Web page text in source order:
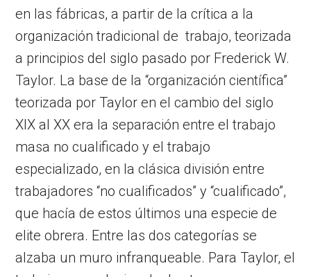
en las fábricas, a partir de la crítica a la
organización tradicional de trabajo, teorizada
a principios del siglo pasado por Frederick W.
Taylor. La base de la “organización científica”
teorizada por Taylor en el cambio del siglo
XIX al XX era la separación entre el trabajo
masa no cualificado y el trabajo
especializado, en la clásica división entre
trabajadores “no cualificados” y “cualificado”,
que hacía de estos últimos una especie de
elite obrera. Entre las dos categorías se
alzaba un muro infranqueable. Para Taylor, el